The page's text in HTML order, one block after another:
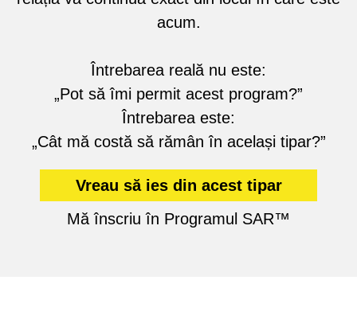
acum.
Întrebarea reală nu este:
„Pot să îmi permit acest program?”
Întrebarea este:
„Cât mă costă să rămân în același tipar?”
Vreau să ies din acest tipar
Mă înscriu în Programul SAR™